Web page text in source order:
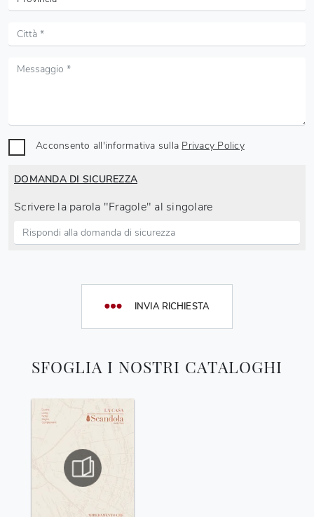
SFOGLIA I NOSTRI CATALOGHI
Acconsento all'informativa sulla Privacy Policy
DOMANDA DI SICUREZZA
Scrivere la parola "Fragole" al singolare
INVIA RICHIESTA